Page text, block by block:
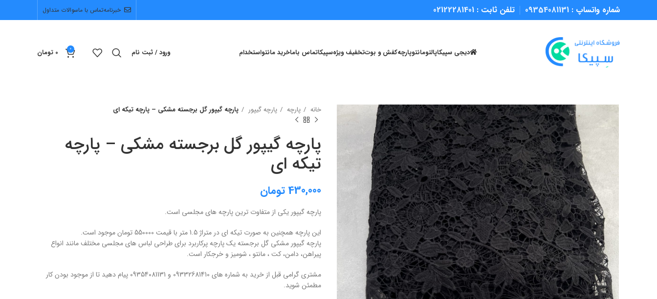
شماره واتساپ : 09354081131 تلفن ثابت : 02122281401 خبرنامهتماس با ماسوالات متداول
دیجی سپیکاپالتومانتوپارچهکفش و بوتتخفیف ویژهسپیکاتماس باماخرید مانتواستخدام ورود / ثبت نام 0
0 تومان
خانه پارچه پارچه گیپور پارچه گیپور گل برجسته مشکی – پارچه تیکه ای
پارچه گیپور گل برجسته مشکی – پارچه
تیکه ای
430,000 تومان
پارچه گیپور یکی از متفاوت ترین پارچه های مجلسی است.
این پارچه همچنین به صورت تیکه ای در متراژ 1.5 متر با قیمت 550000 تومان موجود است.
پارچه گیپور مشکی گل برجسته یک پارچه پرکاربرد برای طراحی لباس های مجلسی مختلف مانند انواع
پیراهن، دامن، کت ، مانتو ، شومیز و خرجکار است.
مشتری گرامی قبل از خرید به شماره های 09332681410 و 09354081131 پیام دهید تا از موجود بودن کار
مطمئن شوید.